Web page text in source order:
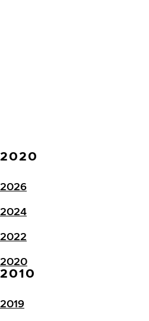
2020
2026
2024
2022
2020
2010
2019